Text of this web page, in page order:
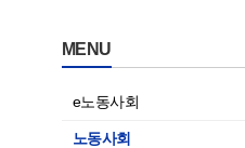
MENU
e노동사회
노동사회